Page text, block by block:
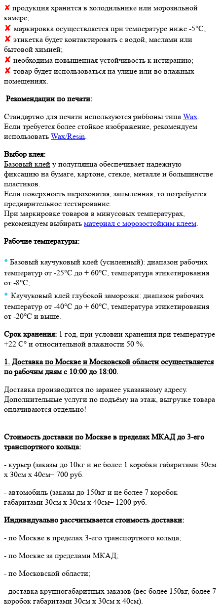
✘ продукция хранится в холодильнике или морозильной
камере;
✘ маркировка осуществляется при температуре ниже -5°С;
✘ этикетка будет контактировать с водой, маслами или
бытовой химией;
✘ необходима повышенная устойчивость к истиранию;
✘ товар будет использоваться на улице или во влажных
помещениях.
Рекомендации по печати:
Стандартно для печати используются риббоны типа Wax
Если требуется более стойкое изображение, рекомендуем
использовать Wax/Resin
Выбор клея:
Базовый клей у полуглянца обеспечивает надежную
фиксацию на бумаге, картоне, стекле, металле и большинстве
пластиков.
Если поверхность шероховатая, запыленная, то потребуется
предварительное тестирование.
При маркировке товаров в минусовых температурах,
рекомендуем выбирать материал с морозостойким клеем
Рабочие температуры:
• Базовый каучуковый клей (усиленный): диапазон рабочих
температур от -25°C до + 60°C, температура этикетирования
от -8°C;
• Каучуковый клей глубокой заморозки: диапазон рабочих
температур от -40°C до + 60°C, температура этикетирования
от -20°C и выше.
Срок хранения: 1 год, при условии хранения при температуре
+22 С° и относительной влажности 50 %.
1. Доставка по Москве и Московской области осуществляется
по рабочим дням с 10:00 до 18:00.
Доставка производится по заранее указанному адресу.
Дополнительные услуги по подъёму на этаж, выгрузке товара
оплачиваются отдельно!
Стоимость доставки по Москве в пределах МКАД до 3-его
транспортного кольца:
- курьер (заказы до 10кг и не более 1 коробки габаритами 30см
х 30см х 40см– 700 руб.
- автомобиль (заказы до 150кг и не более 7 коробок
габаритами 30см х 30см х 40см– 1200 руб.
Индивидуально рассчитывается стоимость доставки:
- по Москве в пределах 3-его транспортного кольца;
- по Москве за пределами МКАД;
- по Московской области;
- доставка крупногабаритных заказов (вес более 150кг, более 7
коробок габаритами 30см х 30см х 40см).